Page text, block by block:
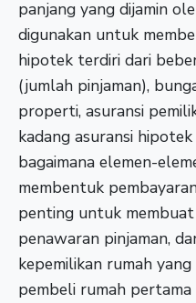
panjang yang dijamin
digunakan untuk
hipotek terdiri dari
(jumlah pinjaman),
properti, asuransi
kadang asuransi
bagaimana elemen-
membentuk
penting untuk
penawaran pinjaman,
kepemilikan rumah
pembeli rumah